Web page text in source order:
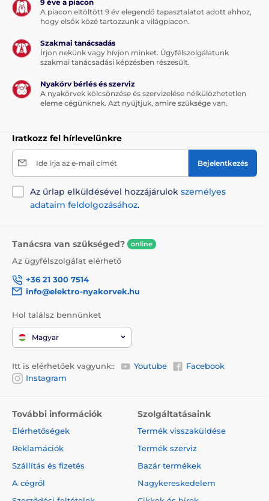
9 éve a piacon
A piacon eltöltött 9 év elegendő tapasztalatot adott ahhoz,
hogy elsők közé tartozzunk a világpiacon.
Szakmai tanácsadás
Írjon nekünk vagy hívjon minket. Ügyfélszolgálatunk
szakmai tanácsadási képzésben részesült.
Nyakörv bérlés és szerviz
A nyakörvek kölcsönzése és szervizelése nélkülözhetetlen
eleme cégünknek. Azt nyújtjuk, amire szüksége van.
Iratkozz fel hírlevelünkre
Ide írja az e-mail címét Bejelentkezés
Az űrlap elküldésével hozzájárulok személyes
adataim feldolgozásához.
Tanácsra van szükséged? online
Az ügyfélszolgálat elérhető
+36 21 300 7514
info@elektro-nyakorvek.hu
Hol találsz bennünket
Magyar
Itt is elérhetőek vagyunk:: Youtube
Facebook
Instagram
További információk
Elérhetőségek
Reklamációk
Szállítás és fizetés
A cégről
Szolgáltatásaink
Termék visszaküldése
Termék szerviz
Bazár termékek
Nagykereskedelem